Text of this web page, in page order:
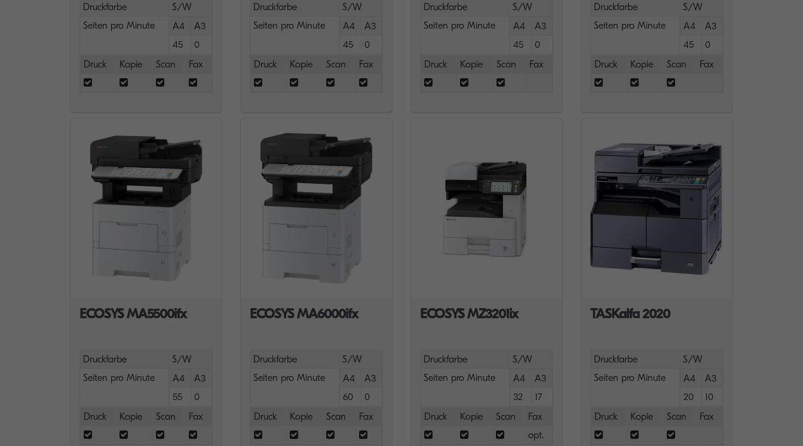
Druckfarbe
S/W
Seiten pro Minute
A4
A3
45
0
Druck
Kopie Scan Fax
Druckfarbe
S/W
Seiten pro Minute
A4
A3
45
0
Druck
Kopie Scan Fax
Druckfarbe
S/W
Seiten pro Minute
A4
A3
45
0
Druck
Kopie Scan Fax
Druckfarbe
S/W
Seiten pro Minute
A4
A3
45
0
Druck
Kopie Scan Fax
ECOSYS MA5500ifx
Druckfarbe
S/W
Seiten pro Minute
A4
A3
55
0
Druck
Kopie Scan Fax
ECOSYS MA6000ifx
Druckfarbe
S/W
Seiten pro Minute
A4
A3
60
0
Druck
Kopie Scan Fax
ECOSYS MZ3201ix
Druckfarbe
S/W
Seiten pro Minute
A4
A3
32
17
Druck
Kopie Scan
Fax
opt.
TASKalfa 2020
Druckfarbe
S/W
Seiten pro Minute
A4
A3
20
10
Druck
Kopie Scan Fax